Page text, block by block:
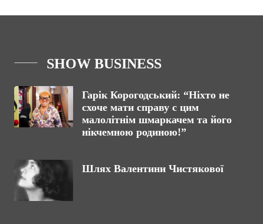
SHOW BUSINESS
Гарік Корогодський: “Ніхто не
схоче мати справу с цим
малолітнім шмаркачем та його
нікчемною родиною!”
Шлях Валентини Чистякової